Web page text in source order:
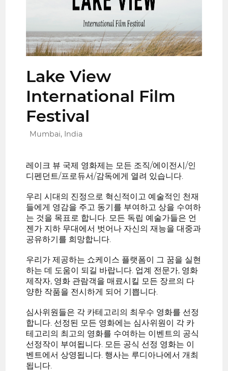
Lake View
International Film
Festival
Mumbai, India
레이크 뷰 국제 영화제는 모든 조직/에이전시/인
디펜던트/프로듀서/감독에게 열려 있습니다.
우리 시대의 진정으로 혁신적이고 예술적인 천재
들에게 영감을 주고 동기를 부여하고 상을 수여하
는 것을 목표로 합니다. 모든 독립 예술가들은 언
젠가 지하 무대에서 벗어나 자신의 재능을 대중과
공유하기를 희망합니다.
우리가 제공하는 쇼케이스 플랫폼이 그 꿈을 실현
하는 데 도움이 되길 바랍니다. 업계 전문가, 영화
제작자, 영화 관람객을 매료시킬 모든 장르의 다
양한 작품을 전시하게 되어 기쁩니다.
심사위원들은 각 카테고리의 최우수 영화를 선정
합니다. 선정된 모든 영화에는 심사위원이 각 카
테고리의 최고의 영화를 수여하는 이벤트의 공식
선정작이 부여됩니다. 모든 공식 선정 영화는 이
벤트에서 상영됩니다. 행사는 루디아나에서 개최
됩니다.